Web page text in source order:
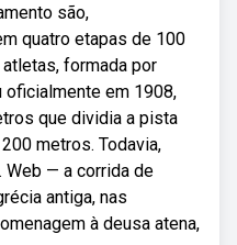
são,
quatro etapas de 100
formada por
oficialmente em 1908,
que dividia a pista
metros. Todavia,
Web — a corrida de
antiga, nas
à deusa atena,